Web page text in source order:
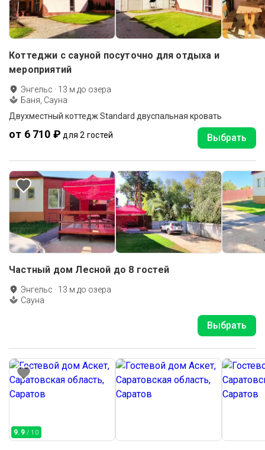
Коттеджи с сауной посуточно для отдыха и
мероприятий
Энгельс · 13 м до озера
Баня, Сауна
Двухместный коттедж Standard двуспальная кровать
от 6 710 ₽ для 2 гостей Выбрать
Частный дом Лесной до 8 гостей
Энгельс · 13 м до озера
Сауна
Выбрать
9.9 / 10